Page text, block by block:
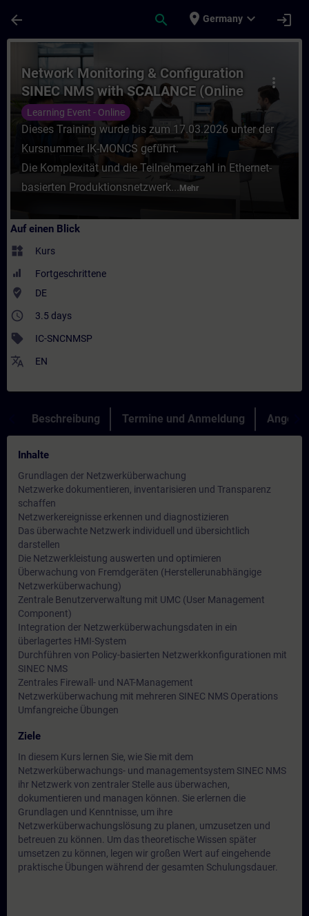
arrow_back search place Germany expand_more login
Kurs - Network Monitoring &
more_vert
Network Monitoring & Configuration
SINEC NMS with SCALANCE (Online
Training)
Learning Event - Online
Dieses Training wurde bis zum 17.03.2026 unter der
Kursnummer IK-MONCS geführt.
Die Komplexität und die Teilnehmerzahl in Ethernet-
basierten Produktionsnetzwerk... Mehr
Auf einen Blick
widgets Kurs
Fortgeschrittene
where_to_vote DE
access_time 3.5 days
sell IC-SNCNMSP
translate EN
Beschreibung Termine und Anmeldung Angebot
Inhalte
Grundlagen der Netzwerküberwachung
Netzwerke dokumentieren, inventarisieren und Transparenz
schaffen
Netzwerkereignisse erkennen und diagnostizieren
Das überwachte Netzwerk individuell und übersichtlich
darstellen
Die Netzwerkleistung auswerten und optimieren
Überwachung von Fremdgeräten (Herstellerunabhängige
Netzwerküberwachung)
Zentrale Benutzerverwaltung mit UMC (User Management
Component)
Integration der Netzwerküberwachungsdaten in ein
überlagertes HMI-System
Durchführen von Policy-basierten Netzwerkkonfigurationen mit
SINEC NMS
Zentrales Firewall- und NAT-Management
Netzwerküberwachung mit mehreren SINEC NMS Operations
Umfangreiche Übungen
Ziele
In diesem Kurs lernen Sie, wie Sie mit dem
Netzwerküberwachungs- und managementsystem SINEC NMS
ihr Netzwerk von zentraler Stelle aus überwachen,
dokumentieren und managen können. Sie erlernen die
Grundlagen und Kenntnisse, um ihre
Netzwerküberwachungslösung zu planen, umzusetzen und
betreuen zu können. Um das theoretische Wissen später
umsetzen zu können, legen wir großen Wert auf eingehende
praktische Übungen während der gesamten Schulungsdauer.